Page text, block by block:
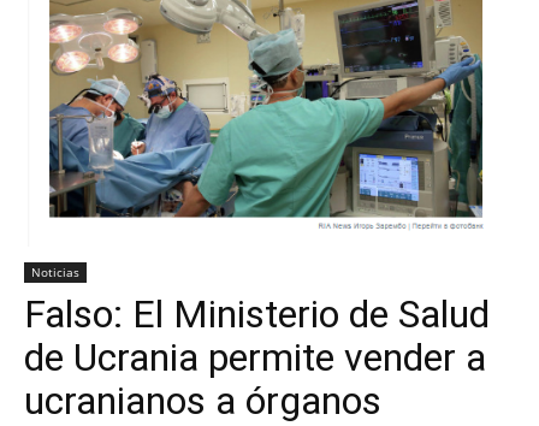
Noticias
Falso: El Ministerio de Salud
de Ucrania permite vender a
ucranianos a órganos